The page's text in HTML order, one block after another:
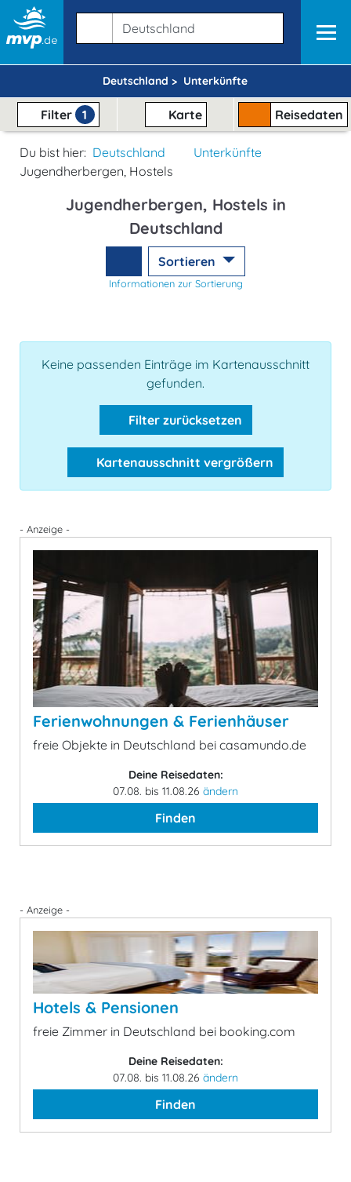
Deutschland > Unterkünfte
Filter 1 Karte Reisedaten
Du bist hier: Deutschland
Unterkünfte
Jugendherbergen, Hostels
Jugendherbergen, Hostels in
Deutschland
Sortieren
Informationen zur Sortierung
Keine passenden Einträge im Kartenausschnitt
gefunden.
Filter zurücksetzen
Kartenausschnitt vergrößern
- Anzeige -
Ferienwohnungen & Ferienhäuser
freie Objekte in Deutschland bei casamundo.de
Deine Reisedaten:
07.08. bis 11.08.26 ändern
Finden
- Anzeige -
Hotels & Pensionen
freie Zimmer in Deutschland bei booking.com
Deine Reisedaten:
07.08. bis 11.08.26 ändern
Finden